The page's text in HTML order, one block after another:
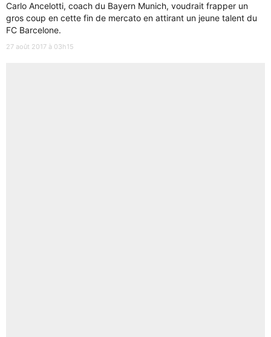
Carlo Ancelotti, coach du Bayern Munich, voudrait frapper un
gros coup en cette fin de mercato en attirant un jeune talent du
FC Barcelone.
27 août 2017 à 03h15